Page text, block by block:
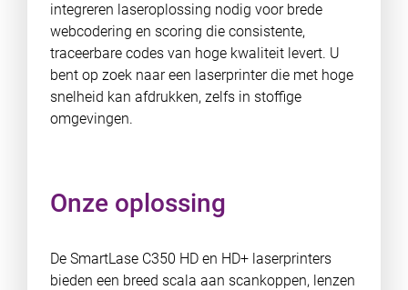
integreren laseroplossing nodig voor brede
webcodering en scoring die consistente,
traceerbare codes van hoge kwaliteit levert. U
bent op zoek naar een laserprinter die met hoge
snelheid kan afdrukken, zelfs in stoffige
omgevingen.
Onze oplossing
De SmartLase C350 HD en HD+ laserprinters
bieden een breed scala aan scankoppen, lenzen